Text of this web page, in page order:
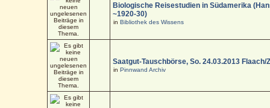
Biologische Reisestudien in Südamerika
~1920-30)
inBibliothek des Wissens
Saatgut-Tauschbörse, So. 24.03.2013 Flaach/
inPinnwand Archiv